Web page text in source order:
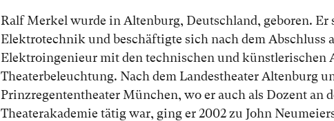
Ralf Merkel wurde in Altenburg, Deutschland, geboren. Er
Elektrotechnik und beschäftigte sich nach dem Abschluss
Elektroingenieur mit den technischen und künstlerischen
Theaterbeleuchtung. Nach dem Landestheater Altenburg
Prinzregententheater München, wo er auch als Dozent an
Theaterakademie tätig war, ging er 2002 zu John